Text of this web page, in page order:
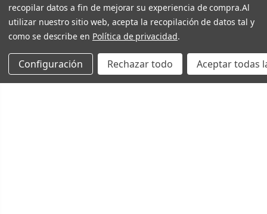
recopilar datos a fin de mejorar su experiencia de compra.Al
utilizar nuestro sitio web, acepta la recopilación de datos tal y
como se describe en Política de privacidad.
Configuración Rechazar todo Aceptar todas